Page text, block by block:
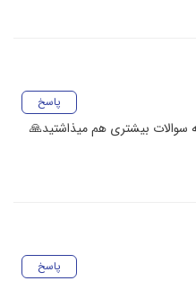
پاسخ
سوالات بیشتری هم میذاشتید🙏
پاسخ